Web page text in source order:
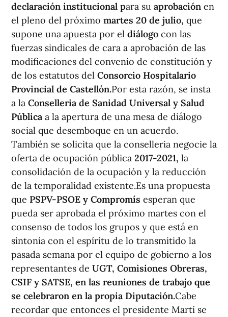
declaración institucional para su aprobación en
el pleno del próximo martes 20 de julio, que
supone una apuesta por el diálogo con las
fuerzas sindicales de cara a aprobación de las
modificaciones del convenio de constitución y
de los estatutos del Consorcio Hospitalario
Provincial de Castellón.Por esta razón, se insta
a la Conselleria de Sanidad Universal y Salud
Pública a la apertura de una mesa de diálogo
social que desemboque en un acuerdo.
También se solicita que la conselleria negocie la
oferta de ocupación pública 2017-2021, la
consolidación de la ocupación y la reducción
de la temporalidad existente.Es una propuesta
que PSPV-PSOE y Compromís esperan que
pueda ser aprobada el próximo martes con el
consenso de todos los grupos y que está en
sintonía con el espíritu de lo transmitido la
pasada semana por el equipo de gobierno a los
representantes de UGT, Comisiones Obreras,
CSIF y SATSE, en las reuniones de trabajo que
se celebraron en la propia Diputación.Cabe
recordar que entonces el presidente Martí se